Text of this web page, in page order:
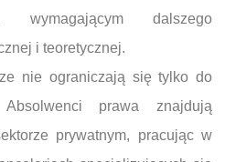
wymagającym dalszego
i teoretycznej.
nie ograniczają się tylko do
prawa znajdują
prywatnym, pracując w